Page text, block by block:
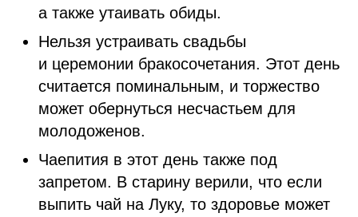
а также утаивать обиды.
Нельзя устраивать свадьбы
и церемонии бракосочетания. Этот день
считается поминальным, и торжество
может обернуться несчастьем для
молодоженов.
Чаепития в этот день также под
запретом. В старину верили, что если
выпить чай на Луку, то здоровье может